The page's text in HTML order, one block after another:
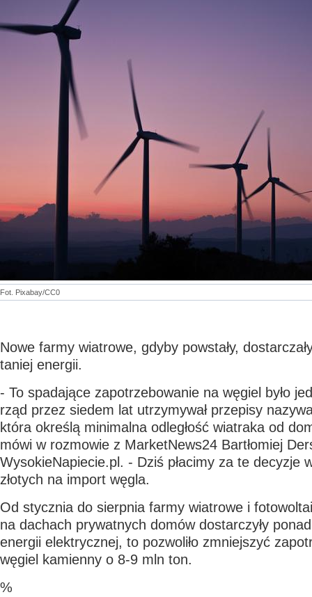
Fot. Pixabay/CC0
Nowe farmy wiatrowe, gdyby powstały,
taniej energii.
- To spadające zapotrzebowanie na węgiel było
rząd przez siedem lat utrzymywał przepisy
która określą minimalna odległość wiatraka od
mówi w rozmowie z MarketNews24 Bartłomiej
WysokieNapiecie.pl. - Dziś płacimy za te decyzje
złotych na import węgla.
Od stycznia do sierpnia farmy wiatrowe i
na dachach prywatnych domów dostarczyły
energii elektrycznej, to pozwoliło zmniejszyć
węgiel kamienny o 8-9 mln ton.
%